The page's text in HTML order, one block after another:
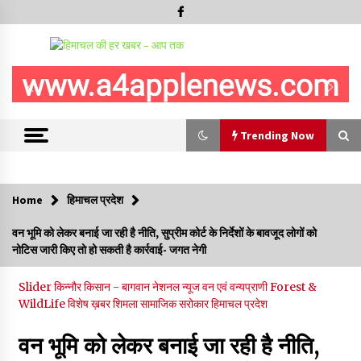
Trending Now
हमीरपुर के बड़सर में मनाया जाएगा राज्यस्तरीय स्वतंत्रता दिवस समारोह, CM
सुक्खू करेंगे ध्वजारोहण
07/08/2026
वन विभाग के एक हजार खिलाड़ी रामपुर में दिखाएंगे जौहर, 11 से 13 सितंबर
तक आयोजित होगी 27वीं वार्षिक खेलकूद प्रतियोगिता
07/08/2026
Home हिमाचल प्रदेश
वन भूमि को लेकर बनाई जा रही है नीति, सुप्रीम कोर्ट के निर्देशों के बावजूद लोगों को
नोटिस जारी किए तो हो सकती है कार्रवाई- जगत नेगी
Sliderकिन्नौरकिसान - बागवाननेशनल न्यूजवन एवं वन्यप्राणी Forest &
WildLifeविशेष ख़बरशिमलासामाजिक सरोकारहिमाचल प्रदेश
वन भूमि को लेकर बनाई जा रही है नीति,